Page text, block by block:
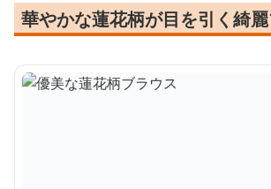
華やかな蓮花柄が目を引く綺